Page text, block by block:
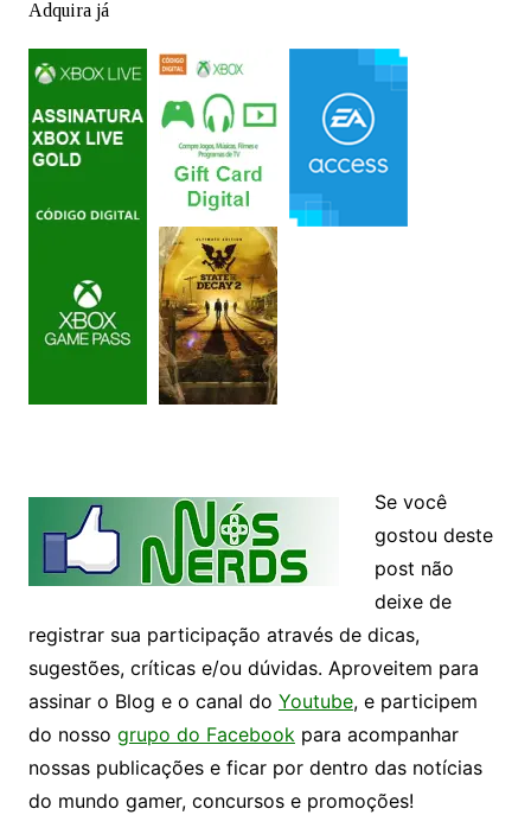
Adquira já
Se você
gostou deste
post não
deixe de
registrar sua participação através de dicas,
sugestões, críticas e/ou dúvidas. Aproveitem para
assinar o Blog e o canal do Youtube, e participem
do nosso grupo do Facebookpara acompanhar
nossas publicações e ficar por dentro das notícias
do mundo gamer, concursos e promoções!